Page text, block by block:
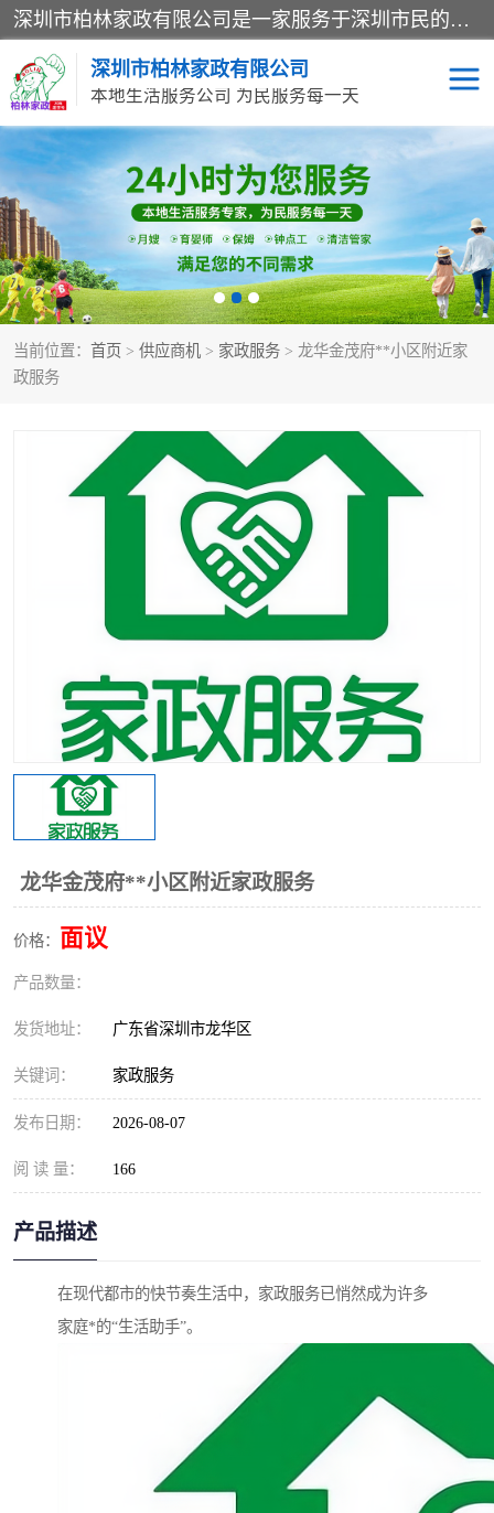
深圳市柏林家政有限公司是一家服务于深圳市民的专业家政公司。致力于为客户提供高质量、多维度的家庭服务，包括养老、母婴、月嫂育婴早教、康复理疗、家电清洗和保洁等方面的专业服务。
深圳市柏林家政有限公司
本地生活服务公司 为民服务每一天
当前位置： 首页 > 供应商机 > 家政服务 > 龙华金茂府**小区附近家
政服务
龙华金茂府**小区附近家政服务
价格： 面议
产品数量：
发货地址： 广东省深圳市龙华区
关键词： 家政服务
发布日期： 2026-08-07
阅 读 量： 166
产品描述
在现代都市的快节奏生活中，家政服务已悄然成为许多
家庭*的“生活助手”。
家居保洁 护工月嫂
家庭保姆 家政服务